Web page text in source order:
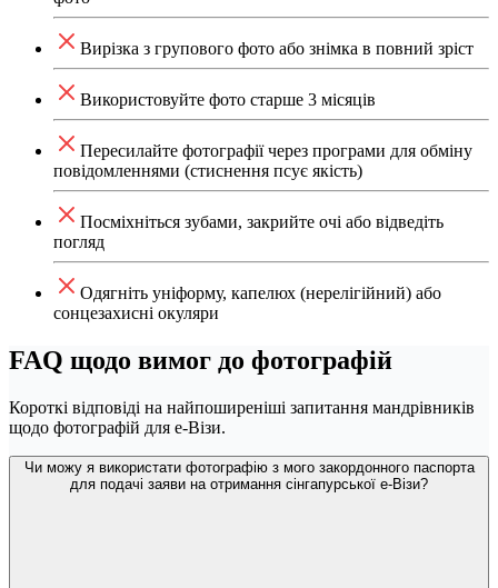
Вирізка з групового фото або знімка в повний зріст
Використовуйте фото старше 3 місяців
Пересилайте фотографії через програми для обміну
повідомленнями (стиснення псує якість)
Посміхніться зубами, закрийте очі або відведіть
погляд
Одягніть уніформу, капелюх (нерелігійний) або
сонцезахисні окуляри
FAQ щодо вимог до фотографій
Короткі відповіді на найпоширеніші запитання мандрівників
щодо фотографій для е-Візи.
Чи можу я використати фотографію з мого закордонного паспорта
для подачі заяви на отримання сінгапурської е-Візи?